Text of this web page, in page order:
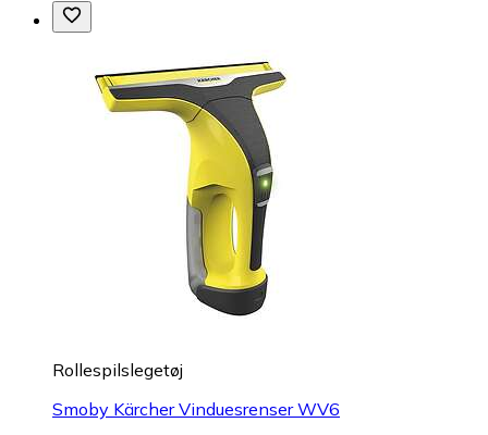
Rollespilslegetøj
Smoby Kärcher Vinduesrenser WV6